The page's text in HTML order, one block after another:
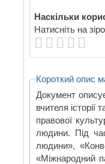
Наскільки
Натисніть на
Короткий опис
Документ
вчителя
правової
людини. Під
людини»,
«Міжнародний